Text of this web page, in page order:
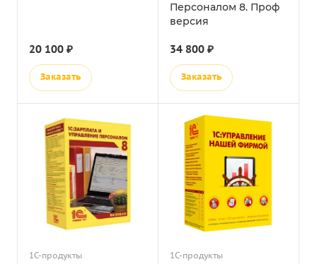
20 100 ₽
Заказать
Персоналом 8. Проф
версия
34 800 ₽
Заказать
1С-продукты 1С-продукты